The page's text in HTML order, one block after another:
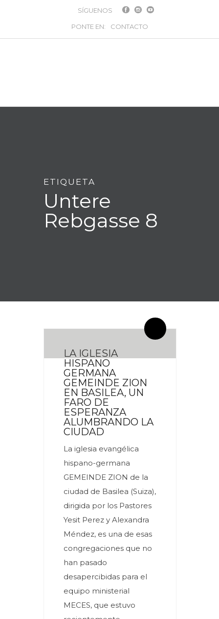
SÍGUENOS
PONTE EN: CONTACTO
ETIQUETA
Untere
Rebgasse 8
LA IGLESIA
HISPANO
GERMANA
GEMEINDE ZION
EN BASILEA, UN
FARO DE
ESPERANZA
ALUMBRANDO LA
CIUDAD
La iglesia evangélica
hispano-germana
GEMEINDE ZION de la
ciudad de Basilea (Suiza),
dirigida por los Pastores
Yesit Perez y Alexandra
Méndez, es una de esas
congregaciones que no
han pasado
desapercibidas para el
equipo ministerial
MECES, que estuvo